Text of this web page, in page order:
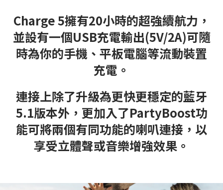
Charge 5擁有20小時的超強續航力，
並設有一個USB充電輸出(5V/2A)可隨
時為你的手機、平板電腦等流動裝置
充電。
連接上除了升級為更快更穩定的藍牙
5.1版本外，更加入了PartyBoost功
能可將兩個有同功能的喇叭連接，以
享受立體聲或音樂增強效果。